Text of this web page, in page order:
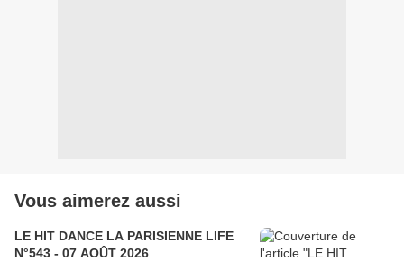
Vous aimerez aussi
LE HIT DANCE LA PARISIENNE LIFE
N°543 - 07 AOÛT 2026